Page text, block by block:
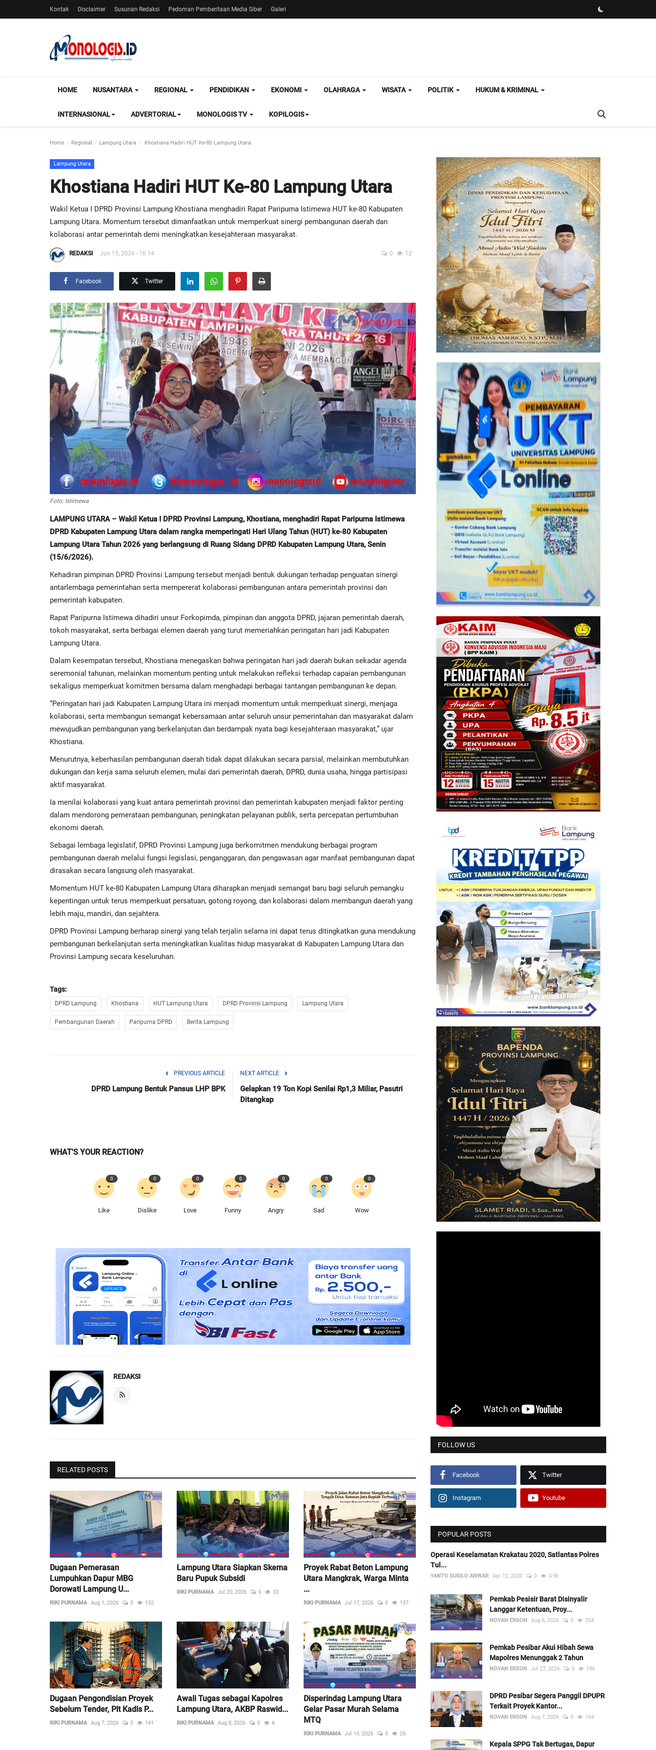
Kontak Disclaimer Susunan Redaksi Pedoman Pemberitaan Media Siber Galeri
HOME NUSANTARA REGIONAL PENDIDIKAN EKONOMI OLAHRAGA WISATA POLITIK HUKUM & KRIMINAL
INTERNASIONAL ADVERTORIAL MONOLOGIS TV KOPILOGIS
Home Regional Lampung Utara Khostiana Hadiri HUT Ke-80 Lampung Utara
Lampung Utara
Khostiana Hadiri HUT Ke-80 Lampung Utara
Wakil Ketua I DPRD Provinsi Lampung Khostiana menghadiri Rapat Paripurna Istimewa HUT ke-80 Kabupaten
Lampung Utara. Momentum tersebut dimanfaatkan untuk memperkuat sinergi pembangunan daerah dan
kolaborasi antar pemerintah demi meningkatkan kesejahteraan masyarakat.
REDAKSI Jun 15, 2026 - 16:14 0 12
Facebook Twitter
Foto: Istimewa
LAMPUNG UTARA – Wakil Ketua I DPRD Provinsi Lampung, Khostiana, menghadiri Rapat Paripurna Istimewa
DPRD Kabupaten Lampung Utara dalam rangka memperingati Hari Ulang Tahun (HUT) ke-80 Kabupaten
Lampung Utara Tahun 2026 yang berlangsung di Ruang Sidang DPRD Kabupaten Lampung Utara, Senin
(15/6/2026).
Kehadiran pimpinan DPRD Provinsi Lampung tersebut menjadi bentuk dukungan terhadap penguatan sinergi
antarlembaga pemerintahan serta mempererat kolaborasi pembangunan antara pemerintah provinsi dan
pemerintah kabupaten.
Rapat Paripurna Istimewa dihadiri unsur Forkopimda, pimpinan dan anggota DPRD, jajaran pemerintah daerah,
tokoh masyarakat, serta berbagai elemen daerah yang turut memeriahkan peringatan hari jadi Kabupaten
Lampung Utara.
Dalam kesempatan tersebut, Khostiana menegaskan bahwa peringatan hari jadi daerah bukan sekadar agenda
seremonial tahunan, melainkan momentum penting untuk melakukan refleksi terhadap capaian pembangunan
sekaligus memperkuat komitmen bersama dalam menghadapi berbagai tantangan pembangunan ke depan.
“Peringatan hari jadi Kabupaten Lampung Utara ini menjadi momentum untuk memperkuat sinergi, menjaga
kolaborasi, serta membangun semangat kebersamaan antar seluruh unsur pemerintahan dan masyarakat dalam
mewujudkan pembangunan yang berkelanjutan dan berdampak nyata bagi kesejahteraan masyarakat,” ujar
Khostiana.
Menurutnya, keberhasilan pembangunan daerah tidak dapat dilakukan secara parsial, melainkan membutuhkan
dukungan dan kerja sama seluruh elemen, mulai dari pemerintah daerah, DPRD, dunia usaha, hingga partisipasi
aktif masyarakat.
Ia menilai kolaborasi yang kuat antara pemerintah provinsi dan pemerintah kabupaten menjadi faktor penting
dalam mendorong pemerataan pembangunan, peningkatan pelayanan publik, serta percepatan pertumbuhan
ekonomi daerah.
Sebagai lembaga legislatif, DPRD Provinsi Lampung juga berkomitmen mendukung berbagai program
pembangunan daerah melalui fungsi legislasi, penganggaran, dan pengawasan agar manfaat pembangunan dapat
dirasakan secara langsung oleh masyarakat.
Momentum HUT ke-80 Kabupaten Lampung Utara diharapkan menjadi semangat baru bagi seluruh pemangku
kepentingan untuk terus memperkuat persatuan, gotong royong, dan kolaborasi dalam membangun daerah yang
lebih maju, mandiri, dan sejahtera.
DPRD Provinsi Lampung berharap sinergi yang telah terjalin selama ini dapat terus ditingkatkan guna mendukung
pembangunan berkelanjutan serta meningkatkan kualitas hidup masyarakat di Kabupaten Lampung Utara dan
Provinsi Lampung secara keseluruhan.
Tags:
DPRD Lampung Khostiana HUT Lampung Utara DPRD Provinsi Lampung Lampung Utara
Pembangunan Daerah Paripurna DPRD Berita Lampung
PREVIOUS ARTICLE
DPRD Lampung Bentuk Pansus LHP BPK
NEXT ARTICLE
Gelapkan 19 Ton Kopi Senilai Rp1,3 Miliar, Pasutri
Ditangkap
WHAT'S YOUR REACTION?
Like
0
Dislike
0
Love
0
Funny
0
Angry
0
Sad
0
Wow
0
REDAKSI
RELATED POSTS
Dugaan Pemerasan
Lumpuhkan Dapur MBG
Dorowati Lampung U...
RIKI PURNAMA Aug 1, 2026 0 132
Lampung Utara Siapkan Skema
Baru Pupuk Subsidi
RIKI PURNAMA Jul 20, 2026 0 33
Proyek Rabat Beton Lampung
Utara Mangkrak, Warga Minta
...
RIKI PURNAMA Jul 17, 2026 0 137
Dugaan Pengondisian Proyek
Sebelum Tender, Plt Kadis P...
RIKI PURNAMA Aug 7, 2026 0 141
Awali Tugas sebagai Kapolres
Lampung Utara, AKBP Raswid...
RIKI PURNAMA Aug 8, 2026 0 6
Disperindag Lampung Utara
Gelar Pasar Murah Selama
MTQ
RIKI PURNAMA Jul 19, 2026 0 26
FOLLOW US
Facebook Twitter
Instagram Youtube
POPULAR POSTS
Operasi Keselamatan Krakatau 2020, Satlantas Polres
Tul...
YANTO SUSILO ANWAR Apr 12, 2020 0 4.9k
Pemkab Pesisir Barat Disinyalir
Langgar Ketentuan, Proy...
NOVAN ERSON Aug 6, 2026 0 354
Pemkab Pesibar Akui Hibah Sewa
Mapolres Menunggak 2 Tahun
NOVAN ERSON Jul 27, 2026 0 196
DPRD Pesibar Segera Panggil DPUPR
Terkait Proyek Kantor...
NOVAN ERSON Aug 7, 2026 0 164
Kepala SPPG Tak Bertugas, Dapur